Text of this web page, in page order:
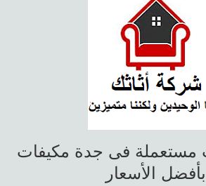
مستعملة فى جدة مكيفات
بأفضل الأسعار